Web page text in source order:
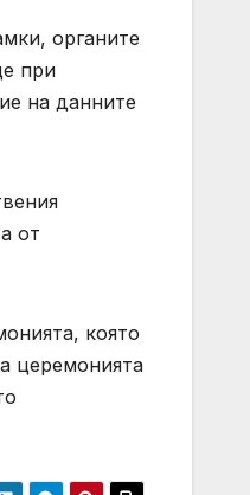
органите
при
на данните
от
която
церемонията